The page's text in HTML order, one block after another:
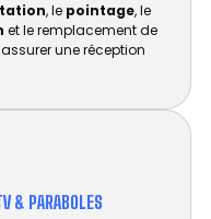
, le pointage, le
et le remplacement de
une réception
& PARABOLES